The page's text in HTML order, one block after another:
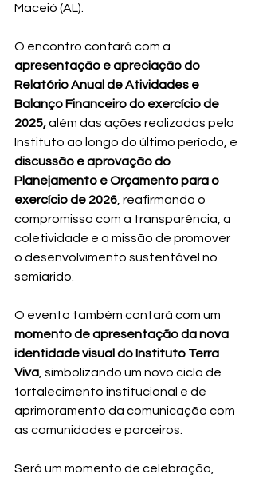
Maceió (AL).
O encontro contará com a
apresentação e apreciação do
Relatório Anual de Atividades e
Balanço Financeiro do exercício de
2025, além das ações realizadas pelo
Instituto ao longo do último período, e
discussão e aprovação do
Planejamento e Orçamento para o
exercício de 2026 , reafirmando o
compromisso com a transparência, a
coletividade e a missão de promover
o desenvolvimento sustentável no
semiárido.
O evento também contará com um
momento de apresentação da nova
identidade visual do Instituto Terra
Viva , simbolizando um novo ciclo de
fortalecimento institucional e de
aprimoramento da comunicação com
as comunidades e parceiros.
Será um momento de celebração,